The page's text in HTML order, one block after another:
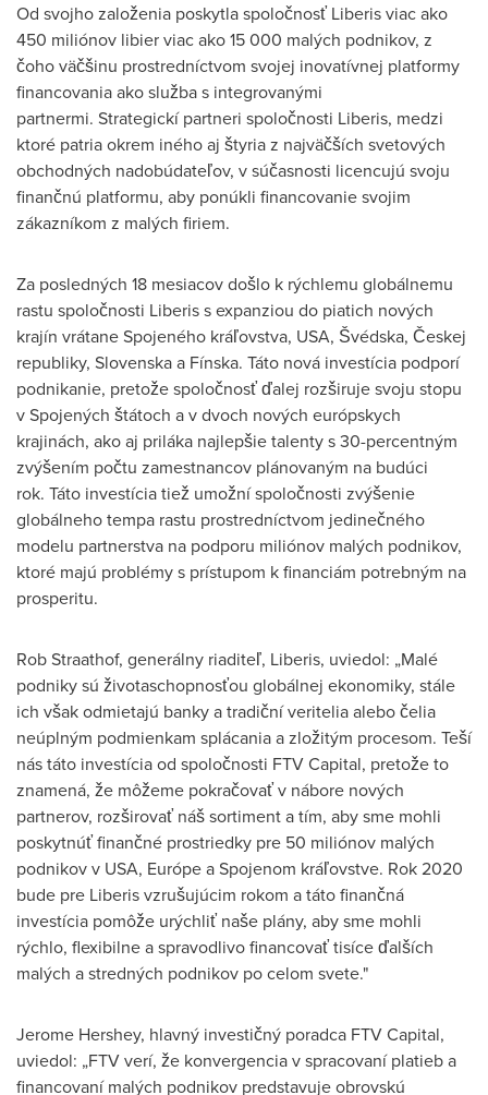
Od svojho založenia poskytla spoločnosť Liberis viac ako
450 miliónov libier viac ako 15 000 malých podnikov, z
čoho väčšinu prostredníctvom svojej inovatívnej platformy
financovania ako služba s integrovanými
partnermi. Strategickí partneri spoločnosti Liberis, medzi
ktoré patria okrem iného aj štyria z najväčších svetových
obchodných nadobúdateľov, v súčasnosti licencujú svoju
finančnú platformu, aby ponúkli financovanie svojim
zákazníkom z malých firiem.
Za posledných 18 mesiacov došlo k rýchlemu globálnemu
rastu spoločnosti Liberis s expanziou do piatich nových
krajín vrátane Spojeného kráľovstva, USA, Švédska, Českej
republiky, Slovenska a Fínska. Táto nová investícia podporí
podnikanie, pretože spoločnosť ďalej rozširuje svoju stopu
v Spojených štátoch a v dvoch nových európskych
krajinách, ako aj priláka najlepšie talenty s 30-percentným
zvýšením počtu zamestnancov plánovaným na budúci
rok. Táto investícia tiež umožní spoločnosti zvýšenie
globálneho tempa rastu prostredníctvom jedinečného
modelu partnerstva na podporu miliónov malých podnikov,
ktoré majú problémy s prístupom k financiám potrebným na
prosperitu.
Rob Straathof, generálny riaditeľ, Liberis, uviedol: „Malé
podniky sú životaschopnosťou globálnej ekonomiky, stále
ich však odmietajú banky a tradiční veritelia alebo čelia
neúplným podmienkam splácania a zložitým procesom. Teší
nás táto investícia od spoločnosti FTV Capital, pretože to
znamená, že môžeme pokračovať v nábore nových
partnerov, rozširovať náš sortiment a tím, aby sme mohli
poskytnúť finančné prostriedky pre 50 miliónov malých
podnikov v USA, Európe a Spojenom kráľovstve. Rok 2020
bude pre Liberis vzrušujúcim rokom a táto finančná
investícia pomôže urýchliť naše plány, aby sme mohli
rýchlo, flexibilne a spravodlivo financovať tisíce ďalších
malých a stredných podnikov po celom svete."
Jerome Hershey, hlavný investičný poradca FTV Capital,
uviedol: „FTV verí, že konvergencia v spracovaní platieb a
financovaní malých podnikov predstavuje obrovskú